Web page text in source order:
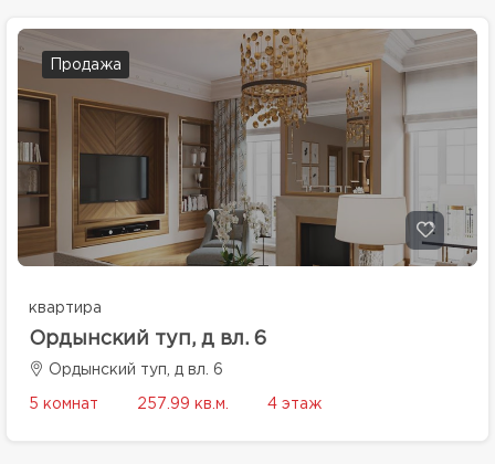
Продажа
квартира
Ордынский туп, д вл. 6
Ордынский туп, д вл. 6
5 комнат 257.99 кв.м. 4 этаж